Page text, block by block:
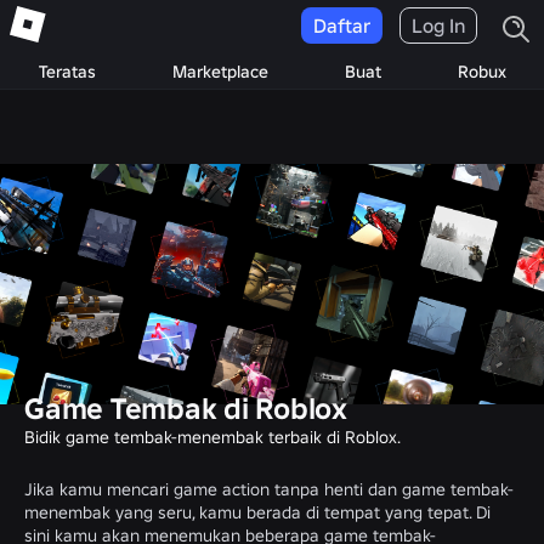
Teratas Marketplace Buat Robux
Daftar Log In
Game Tembak di Roblox
Bidik game tembak-menembak terbaik di Roblox.
Jika kamu mencari game action tanpa henti dan game tembak-
menembak yang seru, kamu berada di tempat yang tepat. Di
sini kamu akan menemukan beberapa game tembak-